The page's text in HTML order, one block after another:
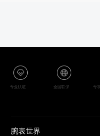
专业认证 全国联保 专
腕表世界